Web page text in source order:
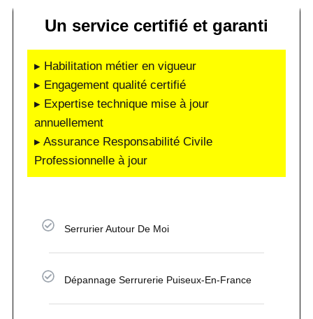
Un service certifié et garanti
▸ Habilitation métier en vigueur
▸ Engagement qualité certifié
▸ Expertise technique mise à jour
annuellement
▸ Assurance Responsabilité Civile
Professionnelle à jour
Serrurier Autour De Moi
Dépannage Serrurerie Puiseux-En-France